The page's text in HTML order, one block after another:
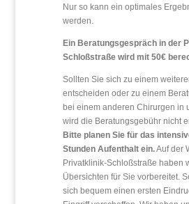
Nur so kann ein optimales
werden.
Ein Beratungsgespräch in der
Schloßstraße wird mit 50€
Sollten Sie sich zu einem
entscheiden oder zu einem
bei einem anderen Chirurgen in
wird die Beratungsgebühr nicht
Bitte planen Sie für das
Stunden Aufenthalt ein.Auf der
Privatklinik-Schloßstraße haben
Übersichten für Sie vorbereitet.
sich bequem einen ersten